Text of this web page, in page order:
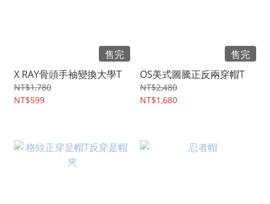
售完
X RAY骨頭手袖變換大學T
NT$1,780
NT$599
售完
OS美式圖騰正反兩穿帽T
NT$2,480
NT$1,680